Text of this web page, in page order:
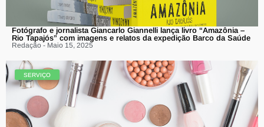
Fotógrafo e jornalista Giancarlo Giannelli lança livro “Amazônia –
Rio Tapajós” com imagens e relatos da expedição Barco da Saúde
Redação - Maio 15, 2025
SERVIÇO